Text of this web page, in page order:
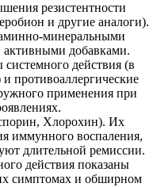
резистентности
и другие аналоги).
минеральными
активными добавками.
действия (в
противоаллергические
применения при
Хлорохин). Их
иммунного воспаления,
длительной ремиссии.
действия показаны
симптомах и обширном